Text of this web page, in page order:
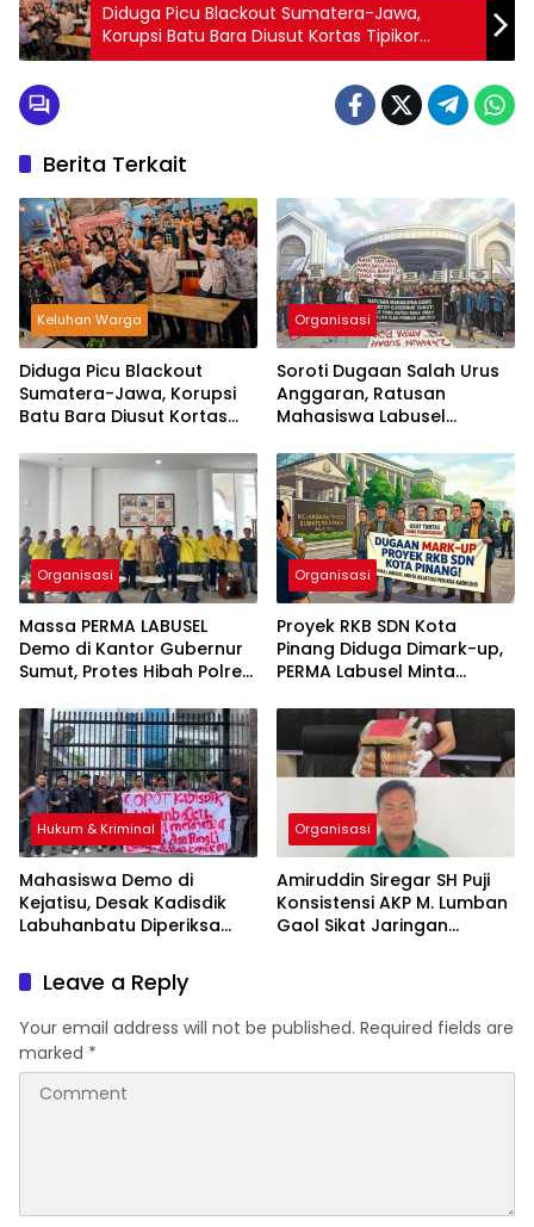
Diduga Picu Blackout Sumatera-Jawa,
Korupsi Batu Bara Diusut Kortas Tipikor
Didukung P3H
Berita Terkait
Keluhan Warga
Diduga Picu Blackout
Sumatera-Jawa, Korupsi
Batu Bara Diusut Kortas
Organisasi
Soroti Dugaan Salah Urus
Anggaran, Ratusan
Mahasiswa Labusel
Sumut Desak Pengusutan
Hibah Rp25 Miliar
Organisasi
Massa PERMA LABUSEL
Demo di Kantor Gubernur
Sumut, Protes Hibah Polres
Organisasi
Proyek RKB SDN Kota
Pinang Diduga Dimark-up,
PERMA Labusel Minta
Hukum & Kriminal
Mahasiswa Demo di
Kejatisu, Desak Kadisdik
Labuhanbatu Diperiksa
Organisasi
Amiruddin Siregar SH Puji
Konsistensi AKP M. Lumban
Gaol Sikat Jaringan
Leave a Reply
Your email address will not be published. Required fields are
marked *